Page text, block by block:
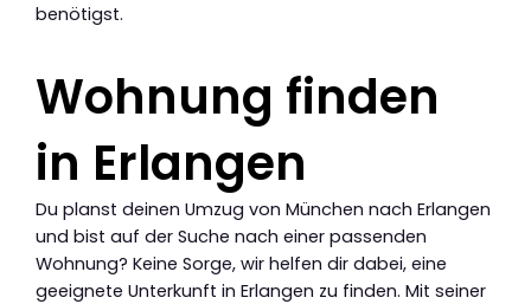
benötigst.
Wohnung finden
in Erlangen
Du planst deinen Umzug von München nach Erlangen
und bist auf der Suche nach einer passenden
Wohnung? Keine Sorge, wir helfen dir dabei, eine
geeignete Unterkunft in Erlangen zu finden. Mit seiner